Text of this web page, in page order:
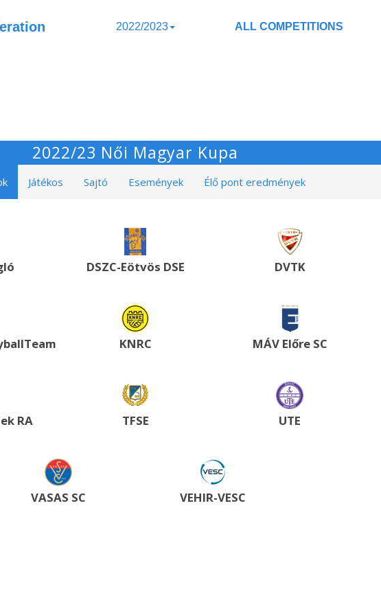
2022/2023 ALL COMPETITIONS
2022/23 Női Magyar Kupa
Játékos Sajtó Események Élő pont eredmények
DSZC-Eötvös DSE DVTK
KNRC MÁV Előre SC
RA TFSE UTE
VASAS SC VEHIR-VESC